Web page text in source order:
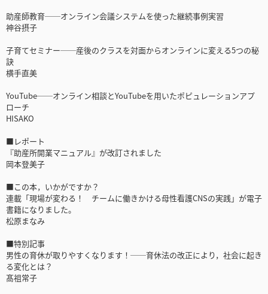
助産師教育──オンライン会議システムを使った継続事例実習
神谷摂子
子育てセミナー──産後のクラスを対面からオンラインに変える5つの秘
訣
横手直美
YouTube──オンライン相談とYouTubeを用いたポピュレーションアプ
ローチ
HISAKO
■レポート
『助産所開業マニュアル』が改訂されました
岡本登美子
■この本，いかがですか？
連載「現場が変わる！ チームに働きかける母性看護CNSの実践」が電子
書籍になりました。
松原まなみ
■特別記事
男性の育休が取りやすくなります！──育休法の改正により，社会に起き
る変化とは？
髙祖常子